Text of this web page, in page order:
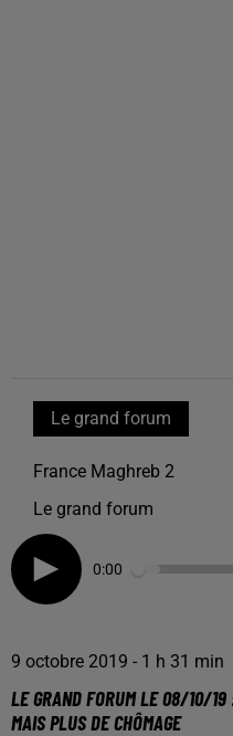
Le grand forum
France Maghreb 2
Le grand forum
0:00
9 octobre 2019 - 1 h 31 min
LE GRAND FORUM LE 08/10/19
MAIS PLUS DE CHÔMAGE